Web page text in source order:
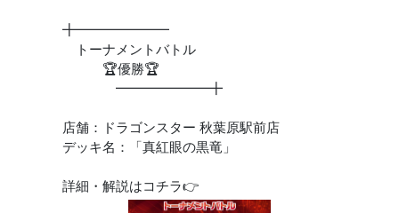
╋━━━━━━━
トーナメントバトル
🏆優勝🏆
━━━━━━━╋
店舗：ドラゴンスター 秋葉原駅前店
デッキ名：「真紅眼の黒竜」
詳細・解説はコチラ👉